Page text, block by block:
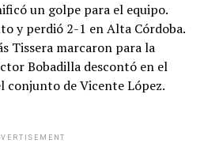
un golpe para el equipo.
y perdió 2-1 en Alta Córdoba.
Tissera marcaron para la
Bobadilla descontó en el
conjunto de Vicente López.